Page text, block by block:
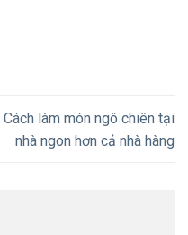
Cách làm món ngô chiên tại
nhà ngon hơn cả nhà hàng